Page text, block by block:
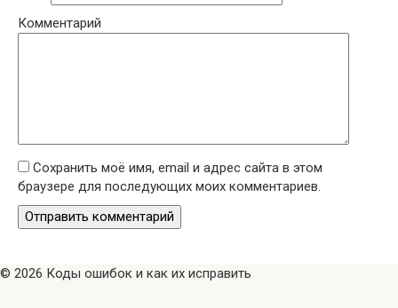
Комментарий
Сохранить моё имя, email и адрес сайта в этом
браузере для последующих моих комментариев.
© 2026 Коды ошибок и как их исправить